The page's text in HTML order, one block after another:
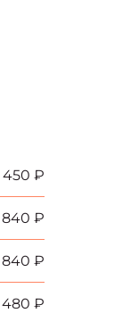
450 ₽
840 ₽
840 ₽
480 ₽